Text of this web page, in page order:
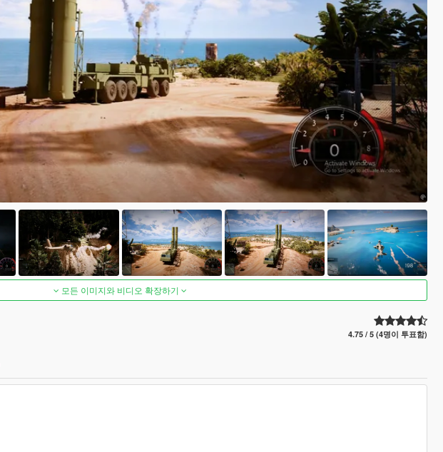
모든 이미지와 비디오 확장하기
4.75 / 5 (4명이 투표함)